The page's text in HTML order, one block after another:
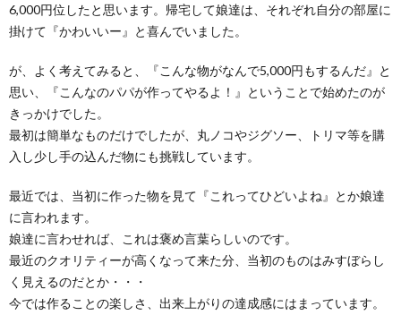
6,000円位したと思います。帰宅して娘達は、それぞれ自分の部屋に
掛けて『かわいいー』と喜んでいました。
が、よく考えてみると、『こんな物がなんで5,000円もするんだ』と
思い、『こんなのパパが作ってやるよ！』ということで始めたのが
きっかけでした。
最初は簡単なものだけでしたが、丸ノコやジグソー、トリマ等を購
入し少し手の込んだ物にも挑戦しています。
最近では、当初に作った物を見て『これってひどいよね』とか娘達
に言われます。
娘達に言わせれば、これは褒め言葉らしいのです。
最近のクオリティーが高くなって来た分、当初のものはみすぼらし
く見えるのだとか・・・
今では作ることの楽しさ、出来上がりの達成感にはまっています。